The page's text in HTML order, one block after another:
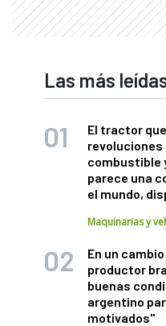
Las más
El tractor
revoluciones
combustible
parece una
el mundo,
Maquinarias y
En un
productor
buenas
argentino
motivados"